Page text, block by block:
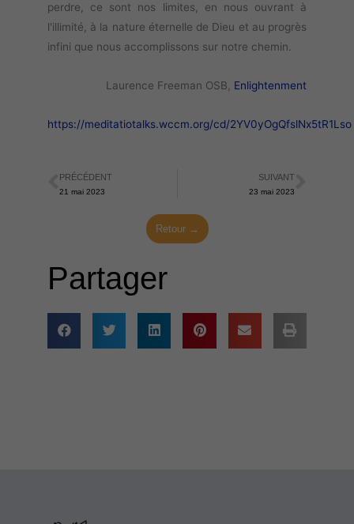
perdre, ce sont nos limites, en nous ouvrant à
l'illimité, à la nature éternelle de Dieu et au progrès
infini que nous accomplissons sur notre chemin.
Laurence Freeman OSB, Enlightenment
https://meditatiotalks.wccm.org/cd/2YV0yOgQfslNx5tR1Lso
Précédent
PRÉCÉDENT
21 mai 2023
SUIVANT
23 mai 2023
Retour →
Partager